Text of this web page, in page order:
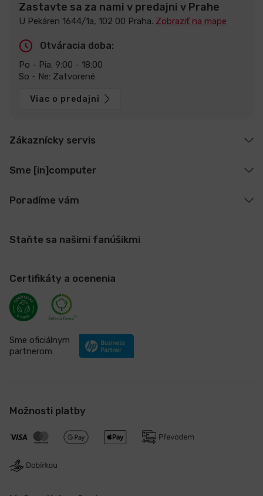
Zastavte sa za nami v predajni v Prahe
U Pekáren 1644/1a, 102 00 Praha. Zobraziť na mape
Otváracia doba:
Po - Pia: 9:00 - 18:00
So - Ne: Zatvorené
Viac o predajni
Zákaznícky servis
Sme [in]computer
Poradíme vám
Staňte sa našimi fanúšikmi
Certifikáty a ocenenia
Sme oficiálnym
partnerom
Možnosti platby